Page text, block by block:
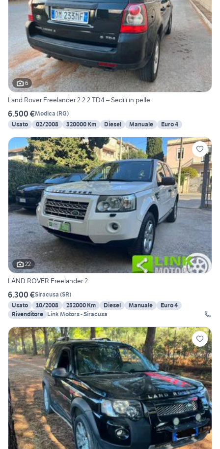
6
Land Rover Freelander 2 2.2 TD4 – Sedili in pelle
6.500 €Modica (RG)
Usato
02/2008 320000 Km Diesel Manuale Euro 4
22
LAND ROVER Freelander 2
6.300 €Siracusa (SR)
Usato
10/2008 252000 Km Diesel Manuale
Euro 4
Rivenditore Link Motors - Siracusa